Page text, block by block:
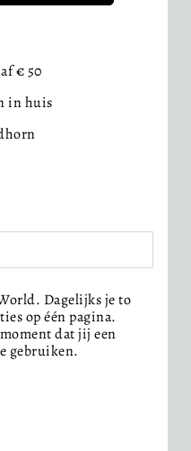
€ 50
in huis
Dagelijks je to
op één pagina.
dat jij een
gebruiken.